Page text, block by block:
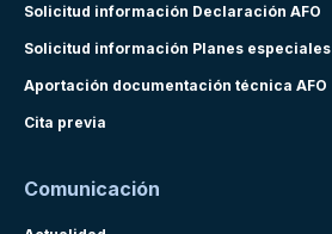
Solicitud información Declaración AFO
Solicitud información Planes especiales
Aportación documentación técnica AFO
Cita previa
Comunicación